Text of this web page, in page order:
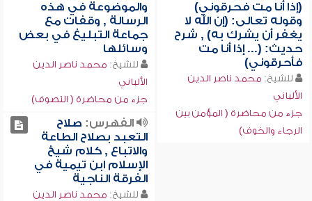
(إذا أنا مت فحرقوني)
وقوله تعالى: (إن الله لا
يغفر أن يشرك به) , شرح
حديث: (... إذا أنا مت
فأحرقوني)
للشيخ: محمد ناصر الدين
الألباني
جزء من محاضرة ( المؤمن بين
الرجاء والخوف)
والموضوعة في هذه
الرسالة , وقفات مع
جماعة التبليغ في بعض
وسائلها
للشيخ: محمد ناصر الدين
الألباني
جزء من محاضرة ( التصوف)
الفهرس: صلاح
التعبد بصلاح الطاعة
والاتباع , كلام شيخ
الإسلام ابن تيمية في
الفرقة الناجية
للشيخ: محمد ناصر الدين